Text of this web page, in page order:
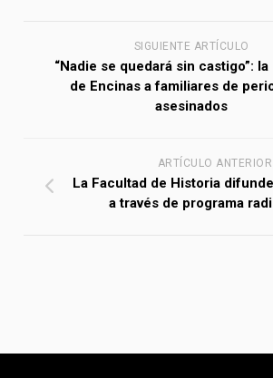
SIGUIENTE ARTÍCULO
“Nadie se quedará sin castigo”:
de Encinas a familiares de
asesinados
ARTÍCULO ANTERIOR
La Facultad de Historia
a través de programa